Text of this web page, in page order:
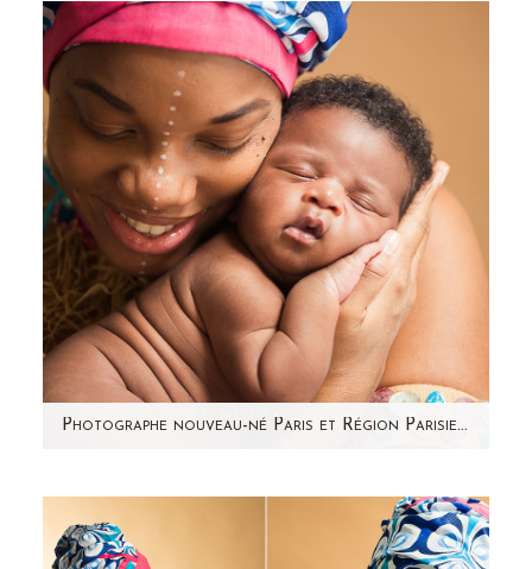
bisous, des petits pieds potelés, la peau qui
pèle...c'est Maëva…
Photographe nouveau-né Paris et Région Parisienne – Jamal
séance photo grossesse de sa maman !
J'avais hâte de faire sa…